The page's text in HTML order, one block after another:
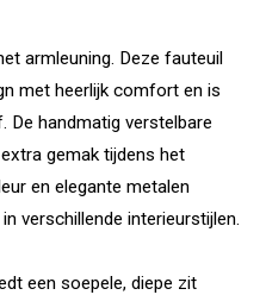
armleuning. Deze fauteuil
met heerlijk comfort en is
handmatig verstelbare
gemak tijdens het
en elegante metalen
verschillende interieurstijlen.
een soepele, diepe zit